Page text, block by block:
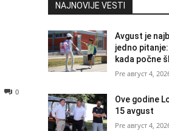
0
NAJNOVIJE VESTI
Avgust je
jedno
kada počne
август 4,
Ove godine
15 avgust
август 4,